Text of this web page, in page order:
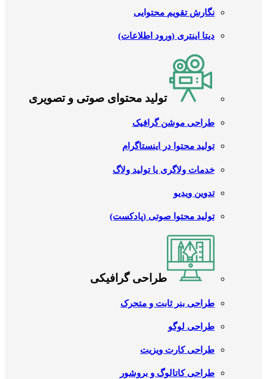
نگارش تقویم محتوایی
دیتا اینتری (ورود اطلاعات)
تولید محتوای صوتی و تصویری
طراحی موشن گرافیک
تولید محتوا در اینستاگرام
خدمات ولاگری یا تولید ولاگ
تدوین ویدیو
تولید محتوا صوتی (پادکست)
طراحی گرافیکی
طراحی بنر ثابت و متحرک
طراحی لوگو
طراحی کارت ویزیت
طراحی کاتالوگ و بروشور